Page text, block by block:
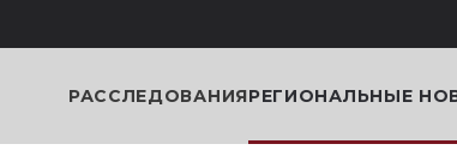
РАССЛЕДОВАНИЯРЕГИОНАЛЬНЫЕ